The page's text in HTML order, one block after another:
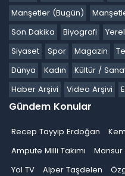
Manşetler (Bugün)
Son Dakika
Biyografi
Siyaset
Spor Magazin
Dünya
Kadın Kültür /
Haber Arşivi
Video Arşivi
Gündem Konular
Recep Tayyip Erdoğan
Ampute Milli Takımı
Mansur
Yol TV
Alper Taşdelen